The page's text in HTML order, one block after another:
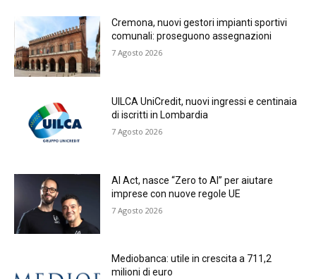
Cremona, nuovi gestori impianti sportivi
comunali: proseguono assegnazioni
7 Agosto 2026
UILCA UniCredit, nuovi ingressi e centinaia
di iscritti in Lombardia
7 Agosto 2026
AI Act, nasce “Zero to AI” per aiutare
imprese con nuove regole UE
7 Agosto 2026
Mediobanca: utile in crescita a 711,2
milioni di euro